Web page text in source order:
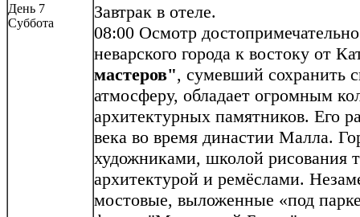
День 7
Суббота
Завтрак в отеле.
08:00 Осмотр
неварского города к востоку от
мастеров", сумевший сохранить
атмосферу, обладает огромным
архитектурных памятников. Его
века во время династии Малла.
художниками, школой рисования
архитектурой и ремёслами.
мостовые, выложенные «под